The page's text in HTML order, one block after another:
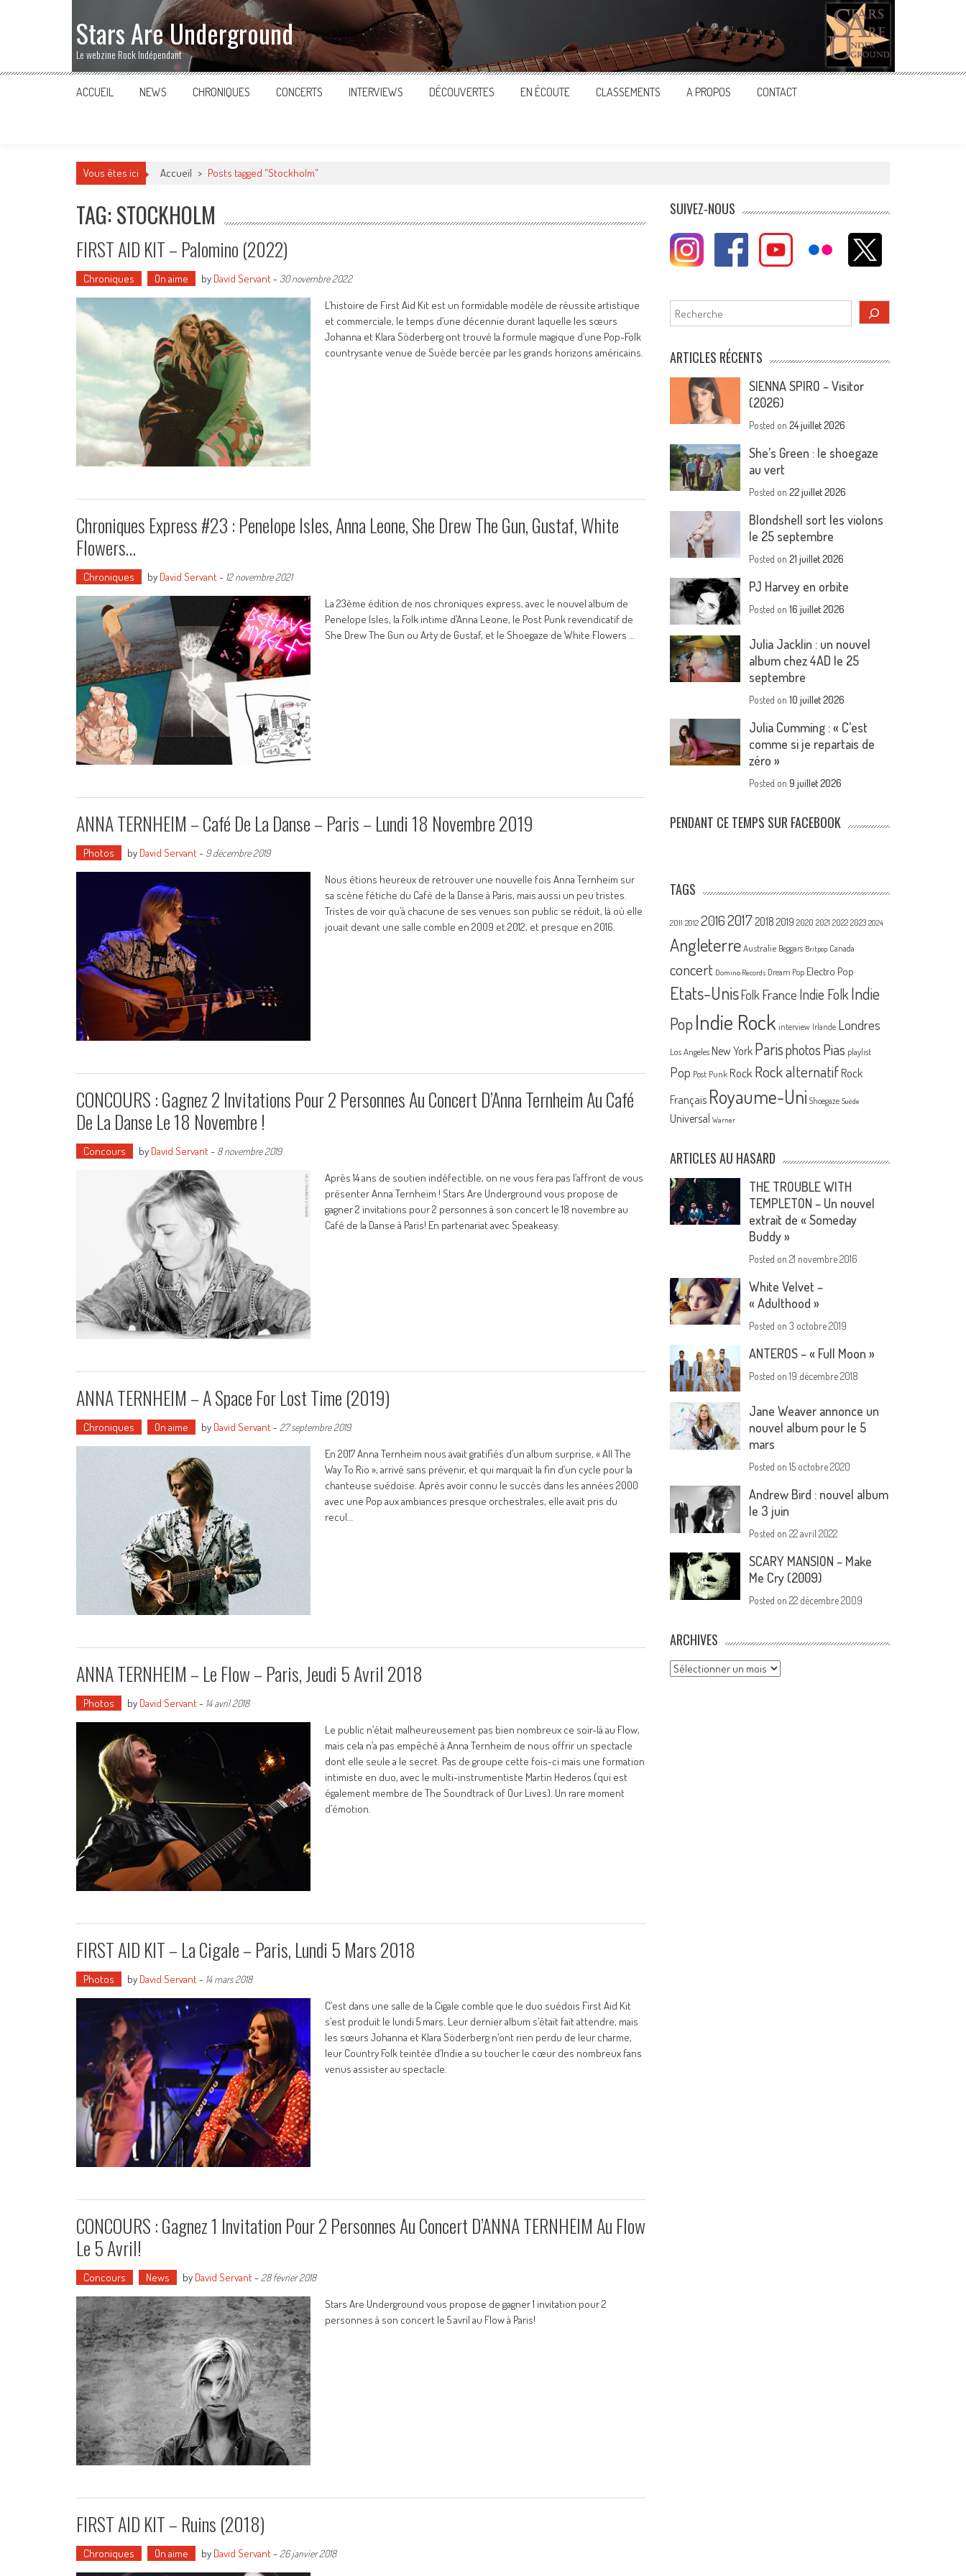
Stars Are Underground
Le webzine Rock Indépendant
ACCUEIL NEWS CHRONIQUES CONCERTS INTERVIEWS DÉCOUVERTES EN ÉCOUTE CLASSEMENTS A PROPOS CONTACT
Vous êtes ici Accueil > Posts tagged "Stockholm"
TAG: STOCKHOLM
FIRST AID KIT – Palomino (2022)
Chroniques On aime by David Servant- 30 novembre 2022
L’histoire de First Aid Kit est un formidable modèle de réussite artistique
et commerciale, le temps d’une décennie durant laquelle les sœurs
Johanna et Klara Söderberg ont trouvé la formule magique d’une Pop-Folk
countrysante venue de Suède bercée par les grands horizons américains.
Chroniques Express #23 : Penelope Isles, Anna Leone, She Drew The Gun, Gustaf, White
Flowers…
Chroniques by David Servant- 12 novembre 2021
La 23ème édition de nos chroniques express, avec le nouvel album de
Penelope Isles, la Folk intime d’Anna Leone, le Post Punk revendicatif de
She Drew The Gun ou Arty de Gustaf, et le Shoegaze de White Flowers …
ANNA TERNHEIM – Café De La Danse – Paris – Lundi 18 Novembre 2019
Photos by David Servant- 9 décembre 2019
Nous étions heureux de retrouver une nouvelle fois Anna Ternheim sur
sa scène fétiche du Café de la Danse à Paris, mais aussi un peu tristes.
Tristes de voir qu’à chacune de ses venues son public se réduit, là où elle
jouait devant une salle comble en 2009 et 2012, et presque en 2016.
CONCOURS : Gagnez 2 Invitations Pour 2 Personnes Au Concert D’Anna Ternheim Au Café
De La Danse Le 18 Novembre !
Concours by David Servant- 8 novembre 2019
Après 14 ans de soutien indéfectible, on ne vous fera pas l’affront de vous
présenter Anna Ternheim ! Stars Are Underground vous propose de
gagner 2 invitations pour 2 personnes à son concert le 18 novembre au
Café de la Danse à Paris! En partenariat avec Speakeasy.
ANNA TERNHEIM – A Space For Lost Time (2019)
Chroniques On aime by David Servant- 27 septembre 2019
En 2017 Anna Ternheim nous avait gratifiés d’un album surprise, « All The
Way To Rio », arrivé sans prévenir, et qui marquait la fin d’un cycle pour la
chanteuse suédoise. Après avoir connu le succès dans les années 2000
avec une Pop aux ambiances presque orchestrales, elle avait pris du
recul…
ANNA TERNHEIM – Le Flow – Paris, Jeudi 5 Avril 2018
Photos by David Servant- 14 avril 2018
Le public n’était malheureusement pas bien nombreux ce soir-là au Flow,
mais cela n’a pas empêché à Anna Ternheim de nous offrir un spectacle
dont elle seule a le secret. Pas de groupe cette fois-ci mais une formation
intimiste en duo, avec le multi-instrumentiste Martin Hederos (qui est
également membre de The Soundtrack of Our Lives). Un rare moment
d’émotion.
FIRST AID KIT – La Cigale – Paris, Lundi 5 Mars 2018
Photos by David Servant- 14 mars 2018
C’est dans une salle de la Cigale comble que le duo suédois First Aid Kit
s’est produit le lundi 5 mars. Leur dernier album s’était fait attendre, mais
les sœurs Johanna et Klara Söderberg n’ont rien perdu de leur charme,
leur Country Folk teintée d’Indie a su toucher le cœur des nombreux fans
venus assister au spectacle.
CONCOURS : Gagnez 1 Invitation Pour 2 Personnes Au Concert D’ANNA TERNHEIM Au Flow
Le 5 Avril!
Concours News by David Servant- 28 février 2018
Stars Are Underground vous propose de gagner 1 invitation pour 2
personnes à son concert le 5 avril au Flow à Paris!
FIRST AID KIT – Ruins (2018)
Chroniques On aime by David Servant- 26 janvier 2018
SUIVEZ-NOUS
Rechercher
ARTICLES RÉCENTS
SIENNA SPIRO – Visitor
(2026)
Posted on24 juillet 2026
She’s Green : le shoegaze
au vert
Posted on22 juillet 2026
Blondshell sort les violons
le 25 septembre
Posted on21 juillet 2026
PJ Harvey en orbite
Posted on16 juillet 2026
Julia Jacklin : un nouvel
album chez 4AD le 25
septembre
Posted on10 juillet 2026
Julia Cumming : « C’est
comme si je repartais de
zéro »
Posted on9 juillet 2026
PENDANT CE TEMPS SUR FACEBOOK
TAGS
2011 2012 20162017 2018 2019 2020 2021 2022 2023 2024
Angleterre Australie Beggars Britpop Canada
concert Domino Records Dream Pop Electro Pop
Etats-UnisFolk France Indie FolkIndie
PopIndie Rock interview Irlande Londres
Los Angeles New York Parisphotos Pias playlist
Pop Post Punk Rock Rock alternatif Rock
Français Royaume-Uni Shoegaze Suède
Universal Warner
ARTICLES AU HASARD
THE TROUBLE WITH
TEMPLETON – Un nouvel
extrait de « Someday
Buddy »
Posted on21 novembre 2016
White Velvet –
« Adulthood »
Posted on3 octobre 2019
ANTEROS – « Full Moon »
Posted on19 décembre 2018
Jane Weaver annonce un
nouvel album pour le 5
mars
Posted on15 octobre 2020
Andrew Bird : nouvel album
le 3 juin
Posted on22 avril 2022
SCARY MANSION – Make
Me Cry (2009)
Posted on22 décembre 2009
ARCHIVES
Archives